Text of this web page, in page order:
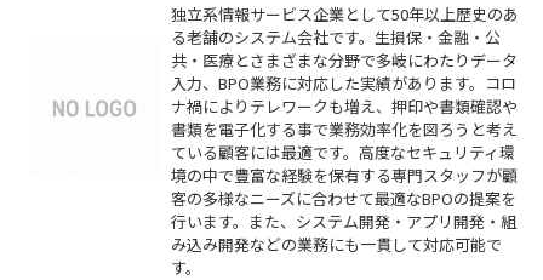
独立系情報サービス企業として50年以上歴史のあ
る老舗のシステム会社です。生損保・金融・公
共・医療とさまざまな分野で多岐にわたりデータ
入力、BPO業務に対応した実績があります。コロ
ナ禍によりテレワークも増え、押印や書類確認や
書類を電子化する事で業務効率化を図ろうと考え
ている顧客には最適です。高度なセキュリティ環
境の中で豊富な経験を保有する専門スタッフが顧
客の多様なニーズに合わせて最適なBPOの提案を
行います。また、システム開発・アプリ開発・組
み込み開発などの業務にも一貫して対応可能で
す。